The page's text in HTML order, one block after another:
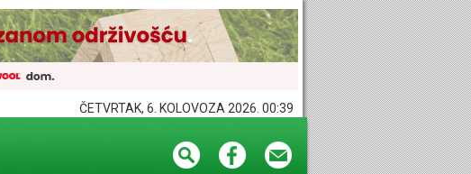
ČETVRTAK, 6. KOLOVOZA 2026. 00:39